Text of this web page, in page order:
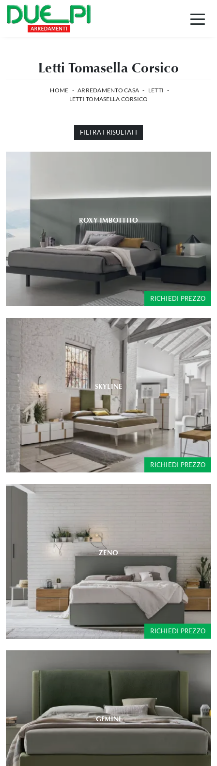
Letti Tomasella Corsico
HOME - ARREDAMENTO CASA - LETTI -
LETTI TOMASELLA CORSICO
FILTRA I RISULTATI
ROXY IMBOTTITO
RICHIEDI PREZZO
SKYLINE
RICHIEDI PREZZO
ZENO
RICHIEDI PREZZO
GEMINI